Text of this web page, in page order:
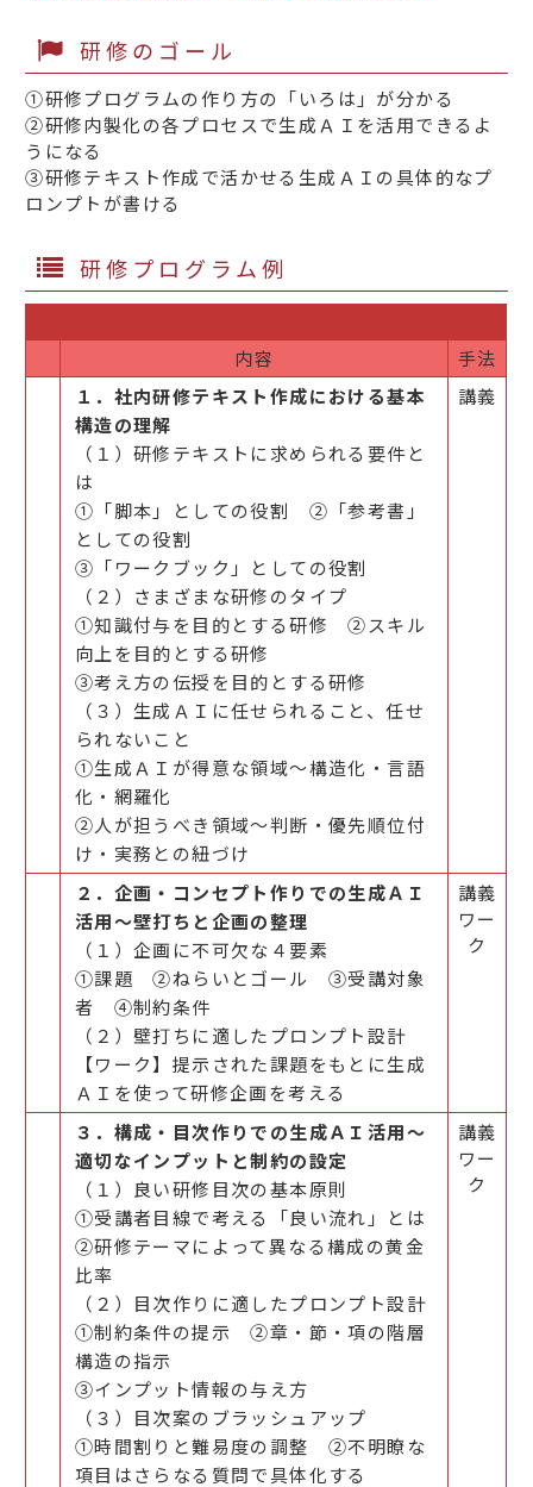
研修のゴール
①研修プログラムの作り方の「いろは」が分かる
②研修内製化の各プロセスで生成ＡＩを活用できるよ
うになる
③研修テキスト作成で活かせる生成ＡＩの具体的なプ
ロンプトが書ける
研修プログラム例
内容 手法
１．社内研修テキスト作成における基本
構造の理解
（１）研修テキストに求められる要件と
は
①「脚本」としての役割 ②「参考書」
としての役割
③「ワークブック」としての役割
（２）さまざまな研修のタイプ
①知識付与を目的とする研修 ②スキル
向上を目的とする研修
③考え方の伝授を目的とする研修
（３）生成ＡＩに任せられること、任せ
られないこと
①生成ＡＩが得意な領域～構造化・言語
化・網羅化
②人が担うべき領域～判断・優先順位付
け・実務との紐づけ
講義
２．企画・コンセプト作りでの生成ＡＩ
活用～壁打ちと企画の整理
（１）企画に不可欠な４要素
①課題 ②ねらいとゴール ③受講対象
者 ④制約条件
（２）壁打ちに適したプロンプト設計
【ワーク】提示された課題をもとに生成
ＡＩを使って研修企画を考える
講義
ワー
ク
３．構成・目次作りでの生成ＡＩ活用～
適切なインプットと制約の設定
（１）良い研修目次の基本原則
①受講者目線で考える「良い流れ」とは
②研修テーマによって異なる構成の黄金
比率
（２）目次作りに適したプロンプト設計
①制約条件の提示 ②章・節・項の階層
構造の指示
③インプット情報の与え方
（３）目次案のブラッシュアップ
①時間割りと難易度の調整 ②不明瞭な
項目はさらなる質問で具体化する
講義
ワー
ク